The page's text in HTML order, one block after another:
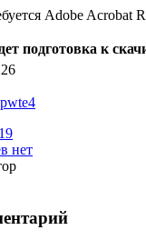
Adobe Acrobat
подготовка к
нет